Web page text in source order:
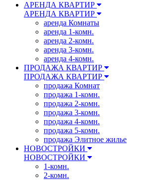
АРЕНДА КВАРТИР
АРЕНДА КВАРТИР
аренда Комнаты
аренда 1-комн.
аренда 2-комн.
аренда 3-комн.
аренда 4-комн.
ПРОДАЖА КВАРТИР
ПРОДАЖА КВАРТИР
продажа Комнат
продажа 1-комн.
продажа 2-комн.
продажа 3-комн.
продажа 4-комн.
продажа 5-комн.
продажа Элитное жилье
НОВОСТРОЙКИ
НОВОСТРОЙКИ
1-комн.
2-комн.